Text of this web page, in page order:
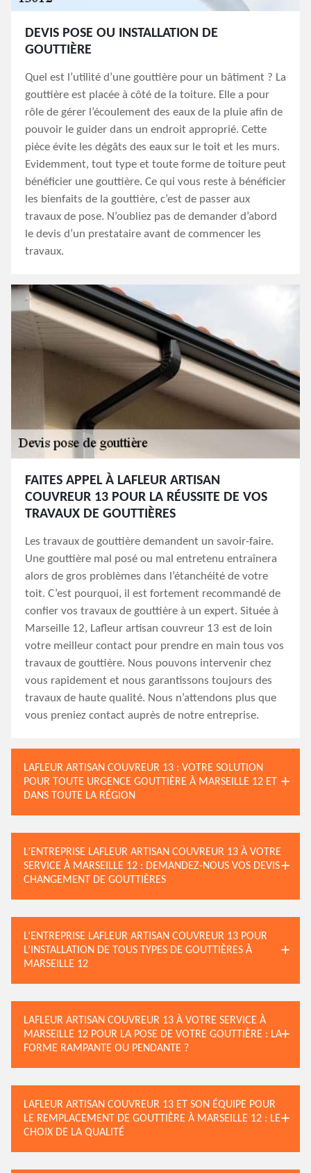
DEVIS POSE OU INSTALLATION DE
GOUTTIÈRE
Quel est l’utilité d’une gouttière pour un bâtiment ? La
gouttière est placée à côté de la toiture. Elle a pour
rôle de gérer l’écoulement des eaux de la pluie afin de
pouvoir le guider dans un endroit approprié. Cette
pièce évite les dégâts des eaux sur le toit et les murs.
Evidemment, tout type et toute forme de toiture peut
bénéficier une gouttière. Ce qui vous reste à bénéficier
les bienfaits de la gouttière, c’est de passer aux
travaux de pose. N’oubliez pas de demander d’abord
le devis d’un prestataire avant de commencer les
travaux.
FAITES APPEL À LAFLEUR ARTISAN
COUVREUR 13 POUR LA RÉUSSITE DE VOS
TRAVAUX DE GOUTTIÈRES
Les travaux de gouttière demandent un savoir-faire.
Une gouttière mal posé ou mal entretenu entraînera
alors de gros problèmes dans l’étanchéité de votre
toit. C’est pourquoi, il est fortement recommandé de
confier vos travaux de gouttière à un expert. Située à
Marseille 12, Lafleur artisan couvreur 13 est de loin
votre meilleur contact pour prendre en main tous vos
travaux de gouttière. Nous pouvons intervenir chez
vous rapidement et nous garantissons toujours des
travaux de haute qualité. Nous n’attendons plus que
vous preniez contact auprès de notre entreprise.
LAFLEUR ARTISAN COUVREUR 13 : VOTRE SOLUTION
POUR TOUTE URGENCE GOUTTIÈRE À MARSEILLE 12 ET
DANS TOUTE LA RÉGION
L’ENTREPRISE LAFLEUR ARTISAN COUVREUR 13 À VOTRE
SERVICE À MARSEILLE 12 : DEMANDEZ-NOUS VOS DEVIS
CHANGEMENT DE GOUTTIÈRES
L’ENTREPRISE LAFLEUR ARTISAN COUVREUR 13 POUR
L’INSTALLATION DE TOUS TYPES DE GOUTTIÈRES À
MARSEILLE 12
LAFLEUR ARTISAN COUVREUR 13 À VOTRE SERVICE À
MARSEILLE 12 POUR LA POSE DE VOTRE GOUTTIÈRE : LA
FORME RAMPANTE OU PENDANTE ?
LAFLEUR ARTISAN COUVREUR 13 ET SON ÉQUIPE POUR
LE REMPLACEMENT DE GOUTTIÈRE À MARSEILLE 12 : LE
CHOIX DE LA QUALITÉ